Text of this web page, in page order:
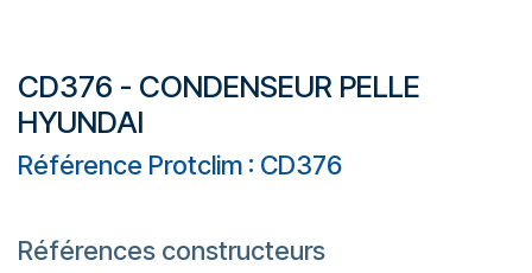
CD376 - CONDENSEUR PELLE
HYUNDAI
Référence Protclim : CD376
Références constructeurs